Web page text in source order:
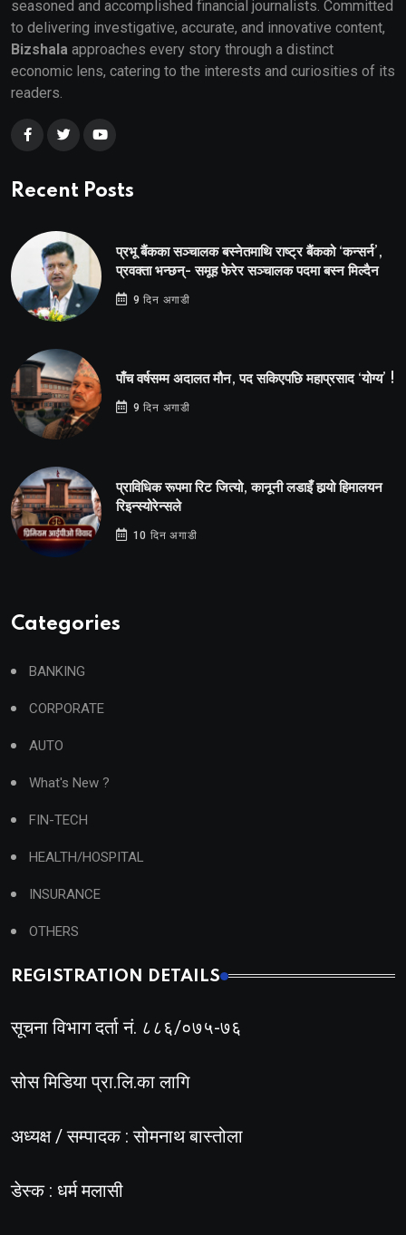
seasoned and accomplished financial journalists. Committed
to delivering investigative, accurate, and innovative content,
Bizshala approaches every story through a distinct
economic lens, catering to the interests and curiosities of its
readers.
Recent Posts
प्रभू बैंकका सञ्चालक बस्नेतमाथि राष्ट्र बैंकको ‘कन्सर्न’,
प्रवक्ता भन्छन्- समूह फेरेर सञ्चालक पदमा बस्न मिल्दैन
9 दिन अगाडी
पाँच वर्षसम्म अदालत मौन, पद सकिएपछि महाप्रसाद ‘योग्य’ !
9 दिन अगाडी
प्राविधिक रूपमा रिट जित्यो, कानूनी लडाइँ हार्‍यो हिमालयन
रिइन्स्योरेन्सले
10 दिन अगाडी
Categories
BANKING
CORPORATE
AUTO
What's New ?
FIN-TECH
HEALTH/HOSPITAL
INSURANCE
OTHERS
REGISTRATION DETAILS
सूचना विभाग दर्ता नं. ८८६/०७५-७६
सोस मिडिया प्रा.लि.का लागि
अध्यक्ष / सम्पादक : सोमनाथ बास्तोला
डेस्क : धर्म मलासी